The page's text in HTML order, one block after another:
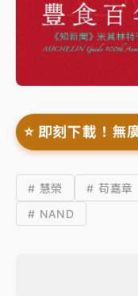
⭐️ 即刻下載！無
# 慧榮 # 苟嘉章
# NAND